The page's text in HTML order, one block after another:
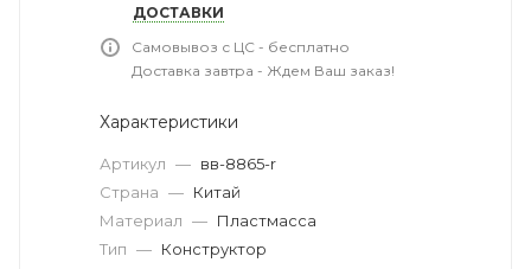
ДОСТАВКИ
Самовывоз с ЦС - бесплатно
Доставка завтра - Ждем Ваш заказ!
Характеристики
Артикул — вв-8865-r
Страна — Китай
Материал — Пластмасса
Тип — Конструктор